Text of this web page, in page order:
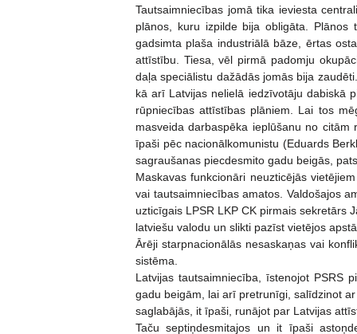
Tautsaimniecības jomā tika ieviesta
plānos, kuru izpilde bija obligāta.
gadsimta plaša industriālā bāze, ērtas
attīstību. Tiesa, vēl pirmā padomju
daļa speciālistu dažādās jomās bija
kā arī Latvijas nelielā iedzīvotāju dabiskā
rūpniecības attīstības plāniem. Lai tos
masveida darbaspēka ieplūšanu no
īpaši pēc nacionālkomunistu (Eduards
sagraušanas piecdesmito gadu beigās,
Maskavas funkcionāri neuzticējās
vai tautsaimniecības amatos. Valdošajos
uzticīgais LPSR LKP CK pirmais sekretārs
latviešu valodu un slikti pazīst vietējos
Ārēji starpnacionālās nesaskaņas vai
sistēma.
Latvijas tautsaimniecība, īstenojot PSRS
gadu beigām, lai arī pretrunīgi, salīdzinot
saglabājās, it īpaši, runājot par Latvijas
Taču septiņdesmitajos un it īpaši